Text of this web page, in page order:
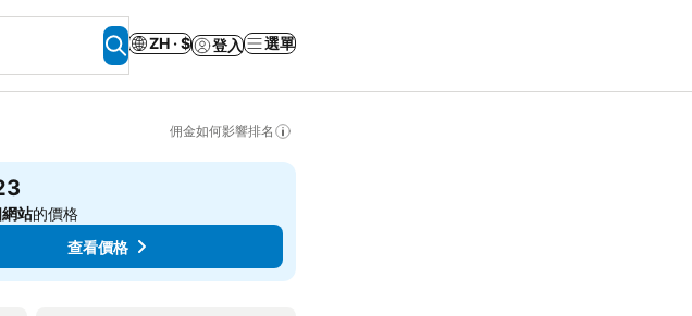
ZH · $ 登入 選單
佣金如何影響排名
網站的價格
查看價格